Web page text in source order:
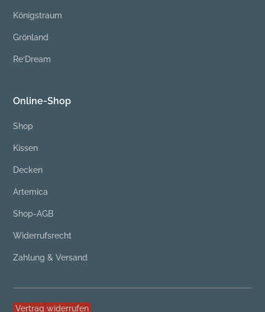
Königstraum
Grönland
Re‘Dream
Online-Shop
Shop
Kissen
Decken
Artemica
Shop-AGB
Widerrufsrecht
Zahlung & Versand
Vertrag widerrufen